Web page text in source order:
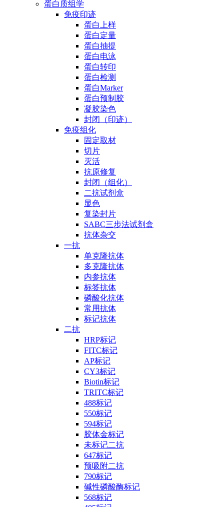
蛋白质组学
免疫印迹
蛋白上样
蛋白定量
蛋白抽提
蛋白电泳
蛋白转印
蛋白检测
蛋白Marker
蛋白预制胶
凝胶染色
封闭（印迹）
免疫组化
固定取材
切片
灭活
抗原修复
封闭（组化）
二抗试剂盒
显色
复染封片
SABC三步法试剂盒
抗体杂交
一抗
单克隆抗体
多克隆抗体
内参抗体
标签抗体
磷酸化抗体
常用抗体
标记抗体
二抗
HRP标记
FITC标记
AP标记
CY3标记
Biotin标记
TRITC标记
488标记
550标记
594标记
胶体金标记
未标记二抗
647标记
预吸附二抗
790标记
碱性磷酸酶标记
568标记